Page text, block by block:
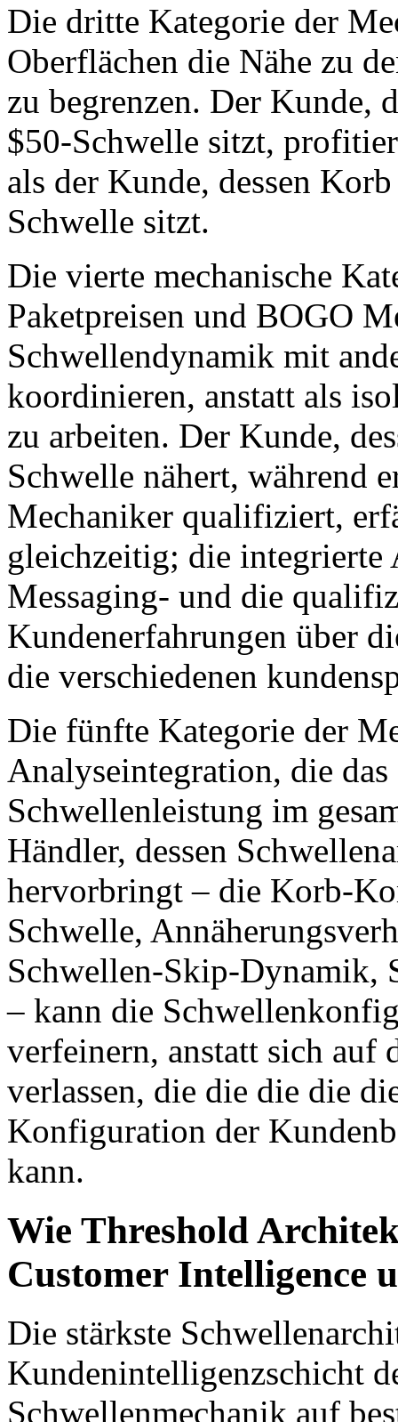
Die dritte Kategorie der
Oberflächen die Nähe zu
zu begrenzen. Der Kunde,
$50-Schwelle sitzt,
als der Kunde, dessen
Schwelle sitzt.
Die vierte mechanische
Paketpreisen und BOGO
Schwellendynamik mit
koordinieren, anstatt als
zu arbeiten. Der Kunde,
Schwelle nähert, während
Mechaniker qualifiziert,
gleichzeitig; die
Messaging- und die
Kundenerfahrungen über
die verschiedenen
Die fünfte Kategorie der
Analyseintegration, die
Schwellenleistung im
Händler, dessen
hervorbringt – die Korb-
Schwelle,
Schwellen-Skip-Dynamik,
– kann die
verfeinern, anstatt sich
verlassen, die die die die
Konfiguration der
kann.
Wie Threshold
Customer Intelligence
Die stärkste
Kundenintelligenzschicht
Schwellenmechanik auf